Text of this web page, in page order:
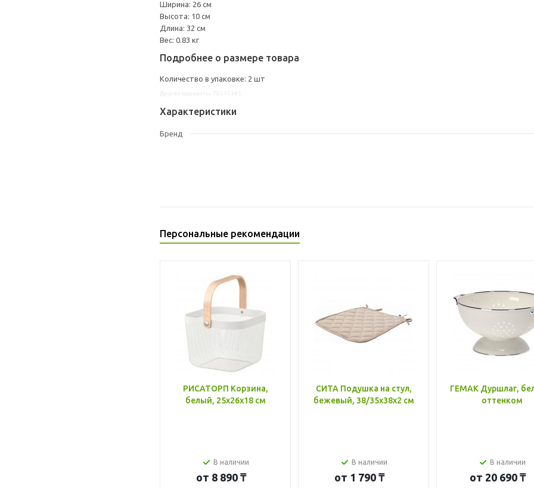
Ширина: 26 см
Высота: 10 см
Длина: 32 см
Вес: 0.83 кг
Подробнее о размере товара
Количество в упаковке: 2 шт
Характеристики
Бренд
Персональные рекомендации
РИСАТОРП Корзина,
белый, 25x26x18 см
В наличии
от 8 890 ₸
СИТА Подушка на стул,
бежевый, 38/35x38x2 см
В наличии
от 1 790 ₸
ГЕМАК Дуршлаг,
оттенком
В наличии
от 20 690 ₸